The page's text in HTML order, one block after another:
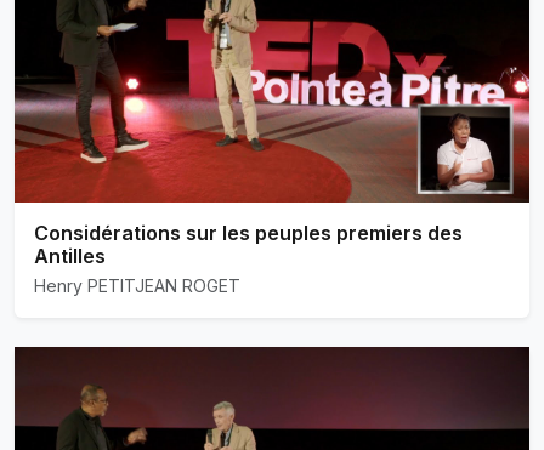
Considérations sur les peuples premiers des
Antilles
Henry PETITJEAN ROGET